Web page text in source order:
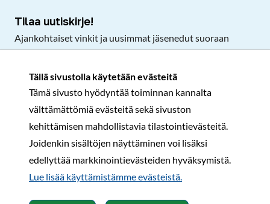
Tällä sivustolla käytetään evästeitä
Tämä sivusto hyödyntää toiminnan kannalta
välttämättömiä evästeitä sekä sivuston
kehittämisen mahdollistavia tilastointievästeitä.
Joidenkin sisältöjen näyttäminen voi lisäksi
edellyttää markkinointievästeiden hyväksymistä.
Lue lisää käyttämistämme evästeistä.​​​​​​
Tilaa uutiskirje!
Ajankohtaiset vinkit ja uusimmat jäsenedut suoraan
Rekisteri- ja tietosuojaselosteSopimusehdot